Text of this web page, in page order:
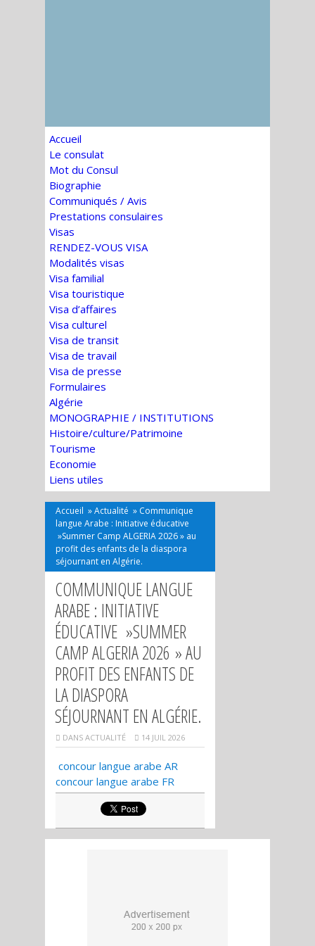
Accueil
Le consulat
Mot du Consul
Biographie
Communiqués / Avis
Prestations consulaires
Visas
RENDEZ-VOUS VISA
Modalités visas
Visa familial
Visa touristique
Visa d’affaires
Visa culturel
Visa de transit
Visa de travail
Visa de presse
Formulaires
Algérie
MONOGRAPHIE / INSTITUTIONS
Histoire/culture/Patrimoine
Tourisme
Economie
Liens utiles
Accueil »Actualité » Communique
langue Arabe : Initiative éducative
»Summer Camp ALGERIA 2026 » au
profit des enfants de la diaspora
séjournant en Algérie.
COMMUNIQUE LANGUE
ARABE : INITIATIVE
ÉDUCATIVE »SUMMER
CAMP ALGERIA 2026 » AU
PROFIT DES ENFANTS DE
LA DIASPORA
SÉJOURNANT EN ALGÉRIE.
DANS ACTUALITÉ 14 JUIL 2026
concour langue arabe AR
concour langue arabe FR